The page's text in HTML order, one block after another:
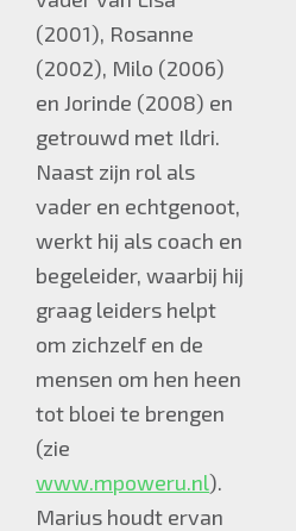
(2001), Rosanne
(2002), Milo (2006)
en Jorinde (2008) en
getrouwd met Ildri.
Naast zijn rol als
vader en echtgenoot,
werkt hij als coach en
begeleider, waarbij hij
graag leiders helpt
om zichzelf en de
mensen om hen heen
tot bloei te brengen
(zie
www.mpoweru.nl).
Marius houdt ervan